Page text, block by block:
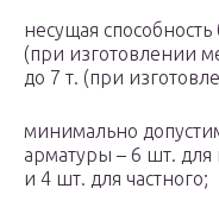
несущая
(при изготовлении
до 7 т. (при
минимально
арматуры – 6 шт.
и 4 шт. для частного;